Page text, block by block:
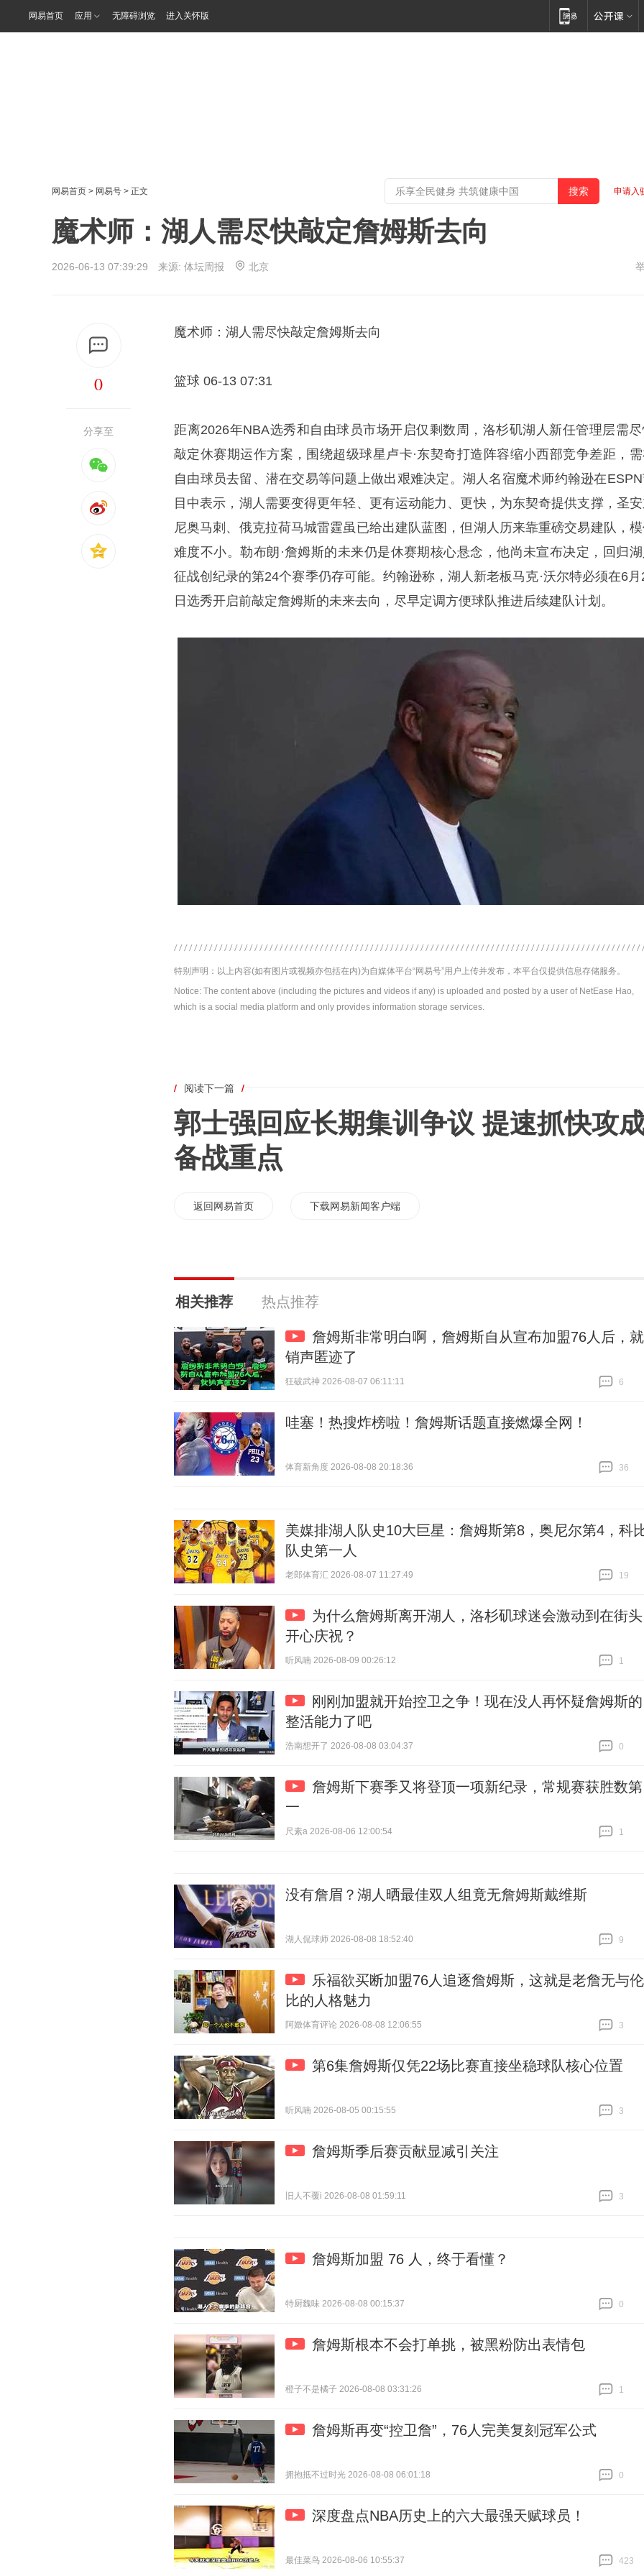
网易首页 应用 无障碍浏览 进入关怀版
网易首页 > 网易号 > 正文 申请入
魔术师：湖人需尽快敲定詹姆斯去向
2026-06-13 07:39:29 来源: 体坛周报 北京
0
分享至
魔术师：湖人需尽快敲定詹姆斯去向
篮球 06-13 07:31
距离2026年NBA选秀和自由球员市场开启仅剩数周，洛杉矶湖人新任管理层需
敲定休赛期运作方案，围绕超级球星卢卡·东契奇打造阵容缩小西部竞争差距，
自由球员去留、潜在交易等问题上做出艰难决定。湖人名宿魔术师约翰逊在
目中表示，湖人需要变得更年轻、更有运动能力、更快，为东契奇提供支撑，圣
尼奥马刺、俄克拉荷马城雷霆虽已给出建队蓝图，但湖人历来靠重磅交易建队，
难度不小。勒布朗·詹姆斯的未来仍是休赛期核心悬念，他尚未宣布决定，回归
征战创纪录的第24个赛季仍存可能。约翰逊称，湖人新老板马克·沃尔特必须在6月
日选秀开启前敲定詹姆斯的未来去向，尽早定调方便球队推进后续建队计划。
特别声明：以上内容(如有图片或视频亦包括在内)为自媒体平台“网易号”用户上传并发布，本平台仅提供信息存储服务。
Notice: The content above (including the pictures and videos if any) is uploaded and posted by a user of NetEase Hao,
which is a social media platform and only provides information storage services.
/ 阅读下一篇 /
郭士强回应长期集训争议 提速抓快攻
备战重点
返回网易首页 下载网易新闻客户端
相关推荐 热点推荐
詹姆斯非常明白啊，詹姆斯自从宣布加盟76人后，就
销声匿迹了
狂破武神 2026-08-07 06:11:11
6
哇塞！热搜炸榜啦！詹姆斯话题直接燃爆全网！
体育新角度 2026-08-08 20:18:36
36
美媒排湖人队史10大巨星：詹姆斯第8，奥尼尔第4，科
队史第一人
老郎体育汇 2026-08-07 11:27:49
19
为什么詹姆斯离开湖人，洛杉矶球迷会激动到在街头
开心庆祝？
听风喃 2026-08-09 00:26:12
1
刚刚加盟就开始控卫之争！现在没人再怀疑詹姆斯的
整活能力了吧
浩南想开了 2026-08-08 03:04:37
0
詹姆斯下赛季又将登顶一项新纪录，常规赛获胜数第
一
尺素a 2026-08-06 12:00:54
1
没有詹眉？湖人晒最佳双人组竟无詹姆斯戴维斯
湖人侃球师 2026-08-08 18:52:40
9
乐福欲买断加盟76人追逐詹姆斯，这就是老詹无与伦
比的人格魅力
阿嬍体育评论 2026-08-08 12:06:55
3
第6集詹姆斯仅凭22场比赛直接坐稳球队核心位置
听风喃 2026-08-05 00:15:55
3
詹姆斯季后赛贡献显减引关注
旧人不覆i 2026-08-08 01:59:11
3
詹姆斯加盟 76 人，终于看懂？
特厨魏味 2026-08-08 00:15:37
0
詹姆斯根本不会打单挑，被黑粉防出表情包
橙子不是橘子 2026-08-08 03:31:26
1
詹姆斯再变“控卫詹”，76人完美复刻冠军公式
拥抱抵不过时光 2026-08-08 06:01:18
0
深度盘点NBA历史上的六大最强天赋球员！
最佳菜鸟 2026-08-06 10:55:37
423